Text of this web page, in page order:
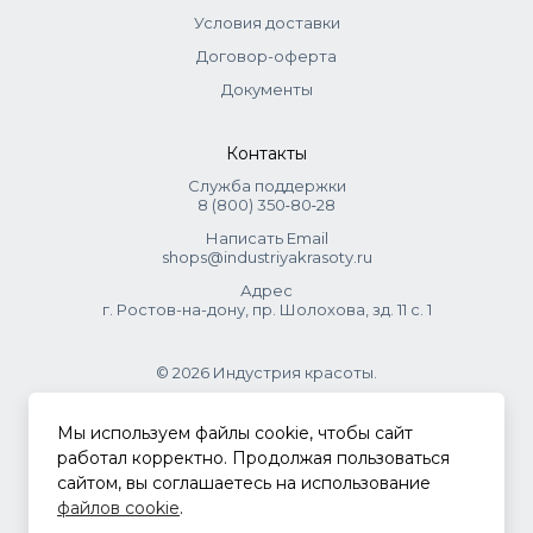
Sorbate, Sodium Benzoate, Propylene Glycol, Bis (C 13-15
Alcohol, Methyl Alcohol, Polyquaternium-37, Perfume, Guar
Hydroxypropyltrimonium Chloride,
Условия доставки
Договор-оферта
Документы
Контакты
Служба поддержки
8 (800) 350‑80‑28
Написать Email
shops@industriyakrasoty.ru
Адрес
г. Ростов-на-дону, пр. Шолохова, зд. 11 с. 1
© 2026 Индустрия красоты.
.
Политика конфиденциальности
Мы используем файлы cookie, чтобы сайт
работал корректно. Продолжая пользоваться
сайтом, вы соглашаетесь на использование
файлов cookie.